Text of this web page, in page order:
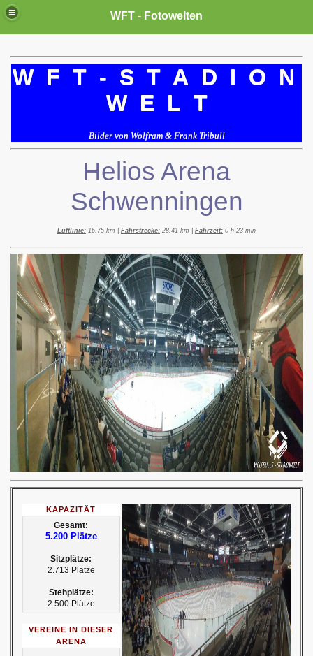
WFT - Fotowelten
W F T - S T A D I O N
W E L T
Bilder von Wolfram & Frank Tribull
Helios Arena
Schwenningen
Luftlinie: 16,75 km | Fahrstrecke: 28,41 km | Fahrzeit: 0 h 23 min
KAPAZITÄT
Gesamt:
5.200 Plätze
Sitzplätze:
2.713 Plätze
Stehplätze:
2.500 Plätze
VEREINE IN DIESER
ARENA